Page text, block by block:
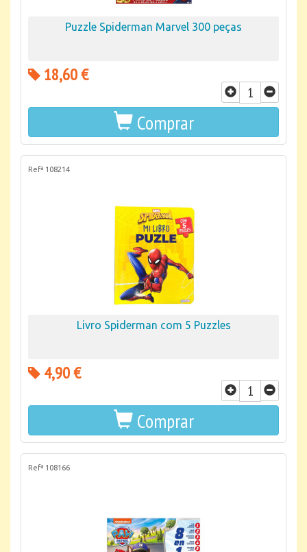
Puzzle Spiderman Marvel 300 peças
18,60 €
Comprar
Refª 108214
Livro Spiderman com 5 Puzzles
4,90 €
Comprar
Refª 108166